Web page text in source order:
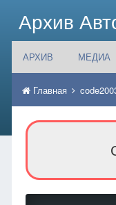
Архив
АРХИВ МЕДИА
Главная